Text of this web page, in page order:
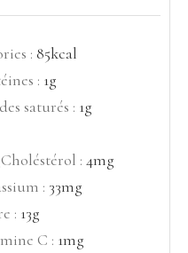
: 85kcal
: 1g
saturés : 1g
Choléstérol : 4mg
: 33mg
: 13g
C : 1mg